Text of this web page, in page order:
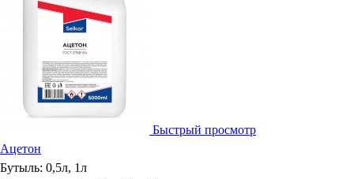
Быстрый просмотр
Ацетон
Бутыль: 0,5л, 1л